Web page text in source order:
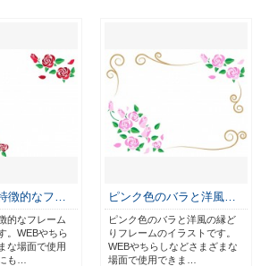
徴的なフ…
的なフレーム
。WEBやちら
な場面で使用
も…
ピンク色のバラと洋風…
ピンク色のバラと洋風の縁ど
りフレームのイラストです。
WEBやちらしなどさまざまな
場面で使用できま…